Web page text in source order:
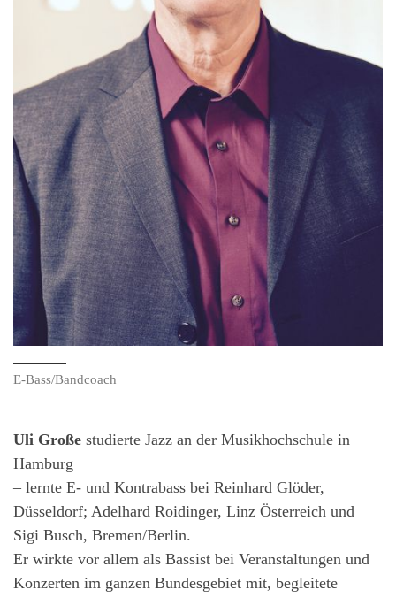
E-Bass/Bandcoach
Uli Große studierte Jazz an der Musikhochschule in
Hamburg
– lernte E- und Kontrabass bei Reinhard Glöder,
Düsseldorf; Adelhard Roidinger, Linz Österreich und
Sigi Busch, Bremen/Berlin.
Er wirkte vor allem als Bassist bei Veranstaltungen und
Konzerten im ganzen Bundesgebiet mit, begleitete